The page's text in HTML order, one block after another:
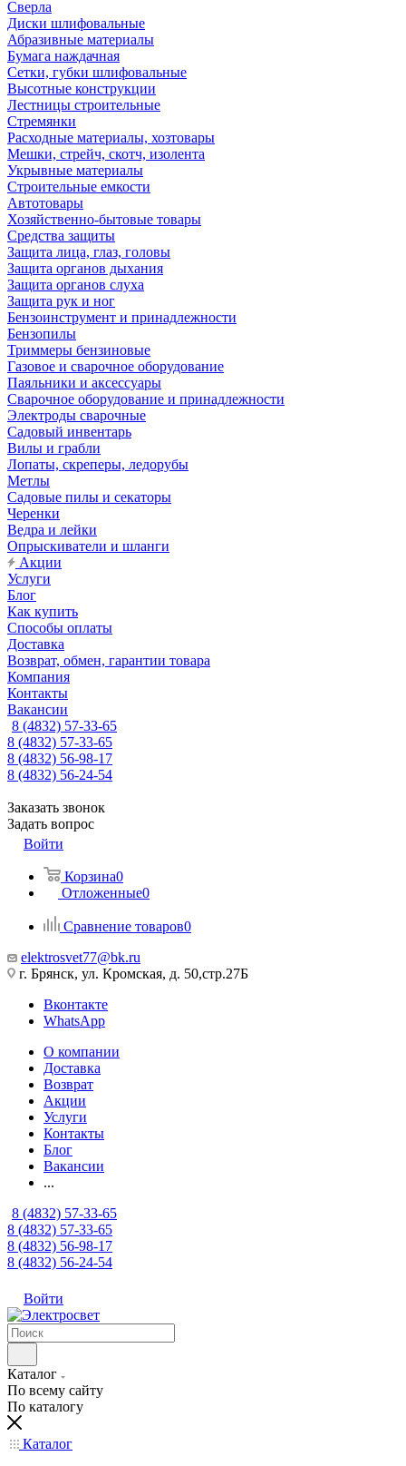
Сверла
Диски шлифовальные
Абразивные материалы
Бумага наждачная
Сетки, губки шлифовальные
Высотные конструкции
Лестницы строительные
Стремянки
Расходные материалы, хозтовары
Мешки, стрейч, скотч, изолента
Укрывные материалы
Строительные емкости
Автотовары
Хозяйственно-бытовые товары
Средства защиты
Защита лица, глаз, головы
Защита органов дыхания
Защита органов слуха
Защита рук и ног
Бензоинструмент и принадлежности
Бензопилы
Триммеры бензиновые
Газовое и сварочное оборудование
Паяльники и аксессуары
Сварочное оборудование и принадлежности
Электроды сварочные
Садовый инвентарь
Вилы и грабли
Лопаты, скреперы, ледорубы
Метлы
Садовые пилы и секаторы
Черенки
Ведра и лейки
Опрыскиватели и шланги
Акции
Услуги
Блог
Как купить
Способы оплаты
Доставка
Возврат, обмен, гарантии товара
Компания
Контакты
Вакансии
8 (4832) 57-33-65
8 (4832) 57-33-65
8 (4832) 56-98-17
8 (4832) 56-24-54
Заказать звонок
Задать вопрос
Войти
Корзина0
Отложенные0
Сравнение товаров0
elektrosvet77@bk.ru
г. Брянск, ул. Кромская, д. 50,стр.27Б
Вконтакте
WhatsApp
О компании
Доставка
Возврат
Акции
Услуги
Контакты
Блог
Вакансии
...
8 (4832) 57-33-65
8 (4832) 57-33-65
8 (4832) 56-98-17
8 (4832) 56-24-54
Войти
Каталог
По всему сайту
По каталогу
Каталог